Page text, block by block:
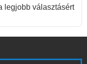
legjobb választásért